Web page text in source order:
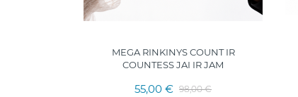
MEGA RINKINYS COUNT IR
COUNTESS JAI IR JAM
55,00 € 98,00 €